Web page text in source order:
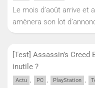
Le mois d’août arrive et
amènera son lot
[Test] Assassin’s Creed
inutile ?
Actu , PC , PlayStation ,